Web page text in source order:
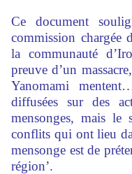
Ce document
commission chargée
la communauté
preuve d’un
Yanomami
diffusées sur des
mensonges, mais le
conflits qui ont lieu
mensonge est de
région’.